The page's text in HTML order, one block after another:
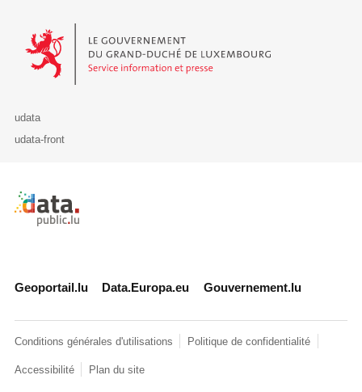
Le Gouvernement du Grand-Duché de Luxembourg - Service
udata
udata-front
Retour à l'accueil de data.public.lu
Geoportail.lu Data.Europa.eu Gouvernement.lu
Conditions générales d'utilisations Politique de confidentialité
Accessibilité Plan du site